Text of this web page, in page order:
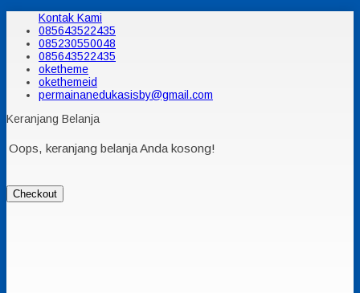
Kontak Kami
085643522435
085230550048
085643522435
oketheme
okethemeid
permainanedukasisby@gmail.com
Keranjang Belanja
Oops, keranjang belanja Anda kosong!
Checkout